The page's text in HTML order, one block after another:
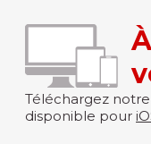
Téléchargez
disponible pour